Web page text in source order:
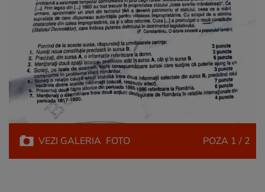
VEZI GALERIA FOTO POZA 1 / 2